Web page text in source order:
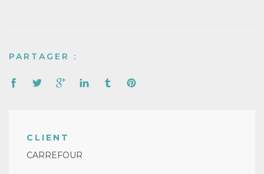
PARTAGER :
CLIENT
CARREFOUR